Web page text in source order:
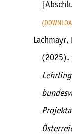
(2025).